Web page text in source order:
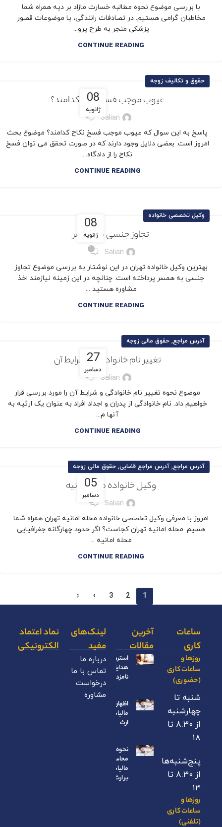
با بررسی موضوع نحوه مطالبه خسارت مازاد بر دیه همراه شما
مخاطبان گرامی هستیم. در تصادفات رانندگی، یا موضوعات قصور
پزشکی منجر به طرح پرو...
CONTINUE READING
08
ژانویه
حقوق و تکالیف زوجه
عیوب موجب فسخ نکاح کدامند؟
Salian
پاسخ به این سوال که عیوب موجب فسخ نکاح کدامند؟ موضوع بحث
امروز است. بعضی دلایل وجود دارند که در صورت تحقق می توان فسخ
نکاح را از دادگاه...
CONTINUE READING
08
ژانویه
وکیل تخصصی خانواده
تجاوز جنسی به همسر
Salian
1
بهترین وکیل خانواده تهران در این نوشتار به بررسی موضوع تجاوز
جنسی به همسر پرداخته است. چنانچه در این زمینه نیازمند اخذ
مشاوره هستید ...
CONTINUE READING
27
دسامبر
آدرس مراجع, حقوق مالی زوجه
تغییر نام خانوادگی و شرایط آن
Salian
1
موضوع نحوه تغییر نام خانوادگی و شرایط آن را مورد بررسی قرار
خواهیم داد. نام خانوادگی از پدران و اجداد افراد به عنوان یک ارثیه به
آنها م...
CONTINUE READING
05
دسامبر
آدرس مراجع, آدرس مراجع قضایی, حقوق مالی زوجه
وکیل خانواده محله امانیه
Salian
امروز با معرفی وکیل تخصصی خانواده محله امانیه تهران همراه شما
هسیم. محله امانیه تهران کجاست؟ اگر حدود چهارگانه جغرافیایی
محله امانیه ...
CONTINUE READING
1
2
3
›
»
ساعات
کاری
روزها و
ساعات کاری
(حضوری)
شنبه تا
چهارشنبه
از ۸:۳۰ تا
۱۸
پنج‌شنبه‌ها
از ۸:۳۰ تا
۱۳
روزها و
ساعات کاری
(تلفنی)
آخرین
مقالات
استرداد
هدایای
نامزدی
اظهارنامه
مالیات بر
ارث
نحوه
محاسبه
مالیات
بر ارث
لینک‌های
مفید
درباره ما
تماس با ما
درخواست
مشاوره
نماد اعتماد
الکترونیکی